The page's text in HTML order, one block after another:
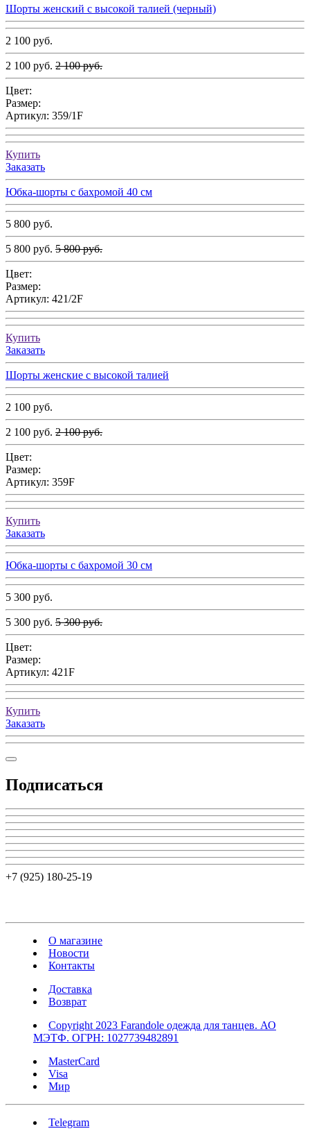
Шорты женский с высокой талией (черный)
2 100 руб.
2 100 руб. 2 100 руб.
Цвет:
Размер:
Артикул: 359/1F
Купить
Заказать
Юбка-шорты с бахромой 40 см
5 800 руб.
5 800 руб. 5 800 руб.
Цвет:
Размер:
Артикул: 421/2F
Купить
Заказать
Шорты женские c высокой талией
2 100 руб.
2 100 руб. 2 100 руб.
Цвет:
Размер:
Артикул: 359F
Купить
Заказать
Юбка-шорты с бахромой 30 см
5 300 руб.
5 300 руб. 5 300 руб.
Цвет:
Размер:
Артикул: 421F
Купить
Заказать
Подписаться
+7 (925) 180-25-19
О магазине
Новости
Контакты
Доставка
Возврат
Copyright 2023 Farandole одежда для танцев. АО
МЭТФ. ОГРН: 1027739482891
MasterCard
Visa
Мир
Telegram